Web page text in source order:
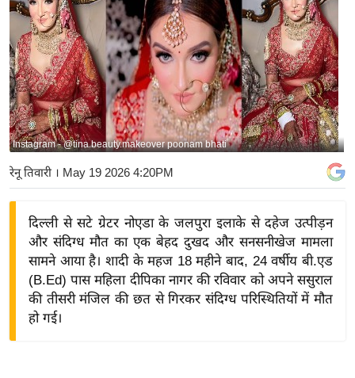
त
र्रा
ष्ट्री
य
बि
ज़
ने
स
उ
वि
Instagram - @tina.beauty.makeover poonam bhati
रेनू तिवारी । May 19 2026 4:20PM
दिल्ली से सटे ग्रेटर नोएडा के जलपुरा इलाके से दहेज उत्पीड़न
और संदिग्ध मौत का एक बेहद दुखद और सनसनीखेज मामला
सामने आया है। शादी के महज 18 महीने बाद, 24 वर्षीय बी.एड
(B.Ed) पास महिला दीपिका नागर की रविवार को अपने ससुराल
की तीसरी मंजिल की छत से गिरकर संदिग्ध परिस्थितियों में मौत
हो गई।